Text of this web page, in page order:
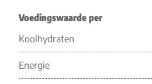
Voedingswaarde per
Koolhydraten
Energie